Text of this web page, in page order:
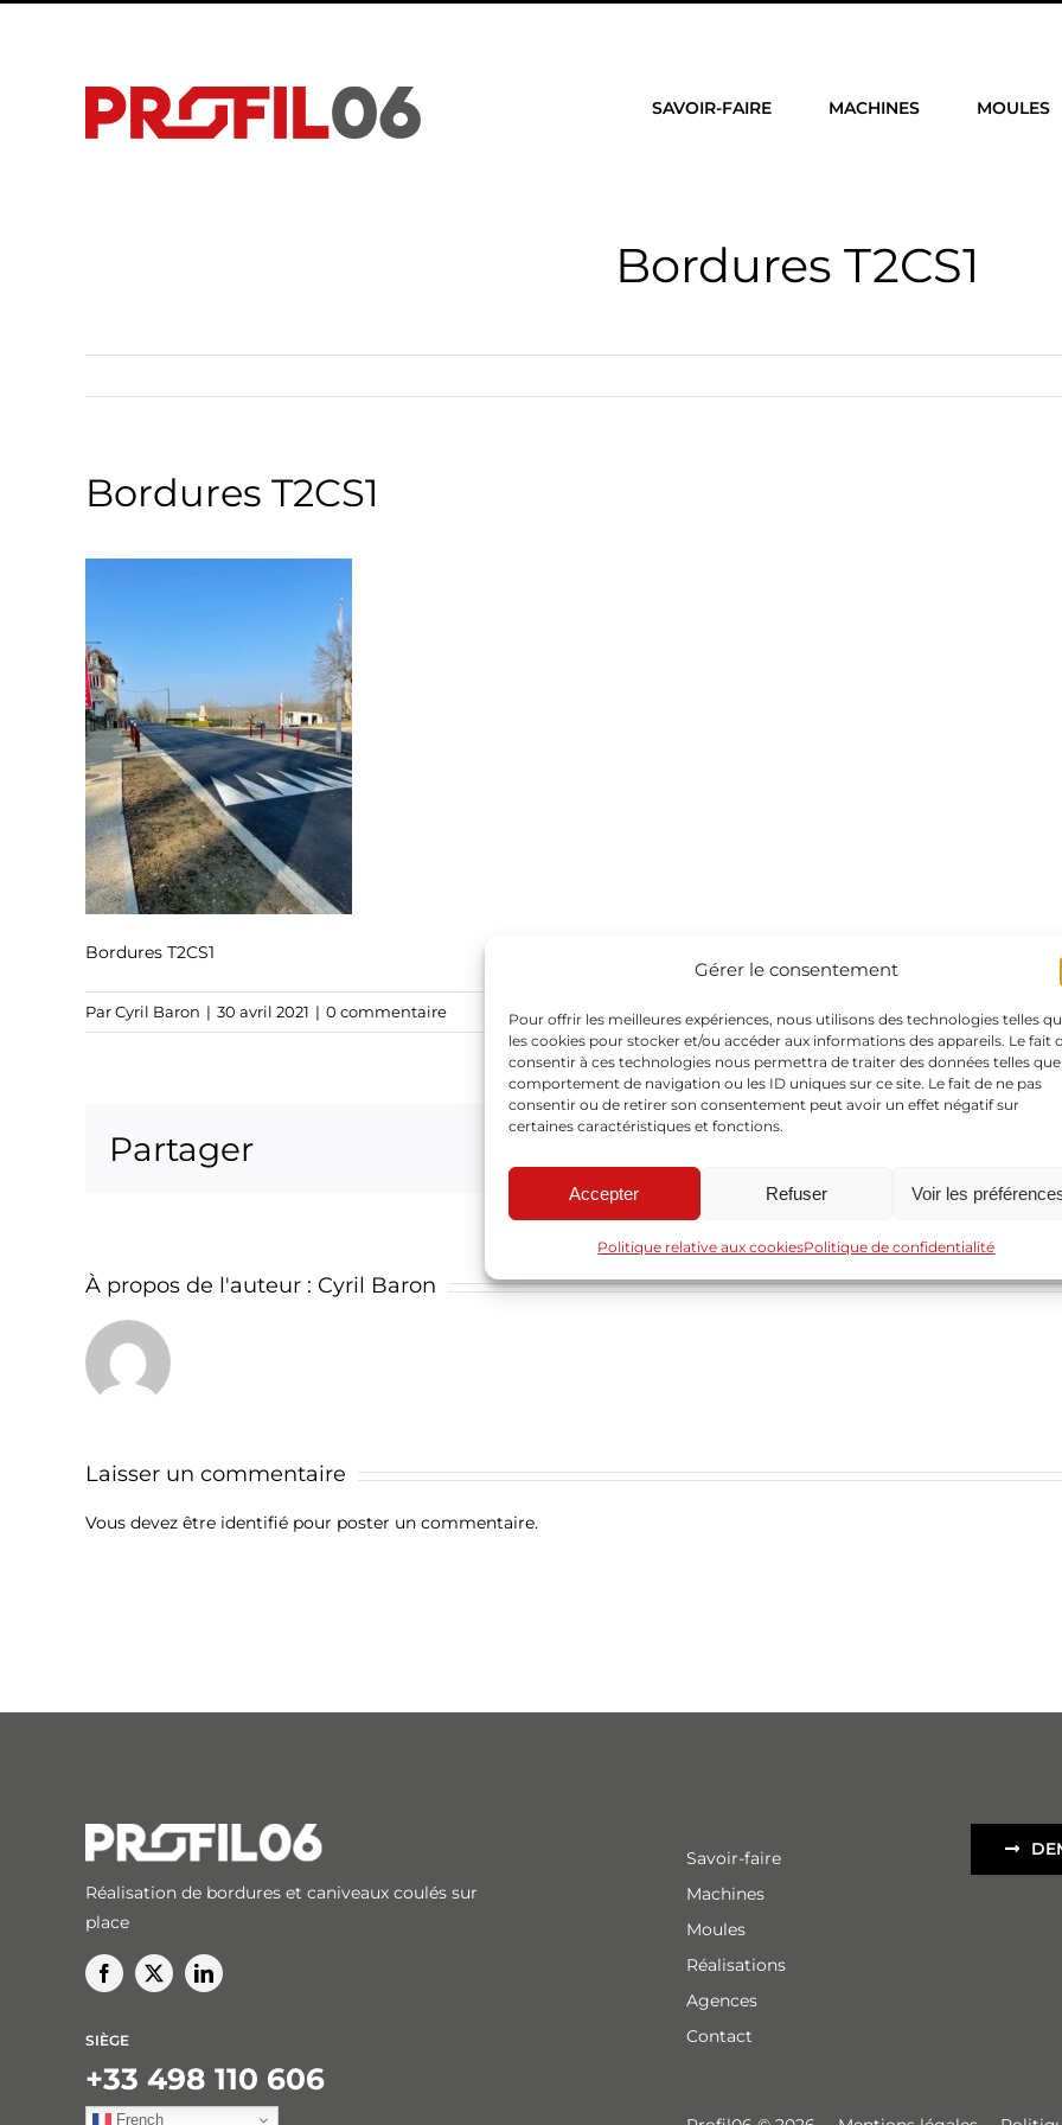
Gérer le consentement
Pour offrir les meilleures expériences, nous utilisons des technologies telles
les cookies pour stocker et/ou accéder aux informations des appareils. Le fait
consentir à ces technologies nous permettra de traiter des données telles
comportement de navigation ou les ID uniques sur ce site. Le fait de ne pas
consentir ou de retirer son consentement peut avoir un effet négatif sur
certaines caractéristiques et fonctions.
Accepter Refuser Voir les
Politique relative aux cookiesPolitique de confidentialité
SAVOIR-FAIRE MACHINES MOULES
Bordures T2CS1
Bordures T2CS1
Bordures T2CS1
ParCyril Baron | 30 avril 2021 | 0 commentaire
Partager
À propos de l'auteur : Cyril Baron
Laisser un commentaire
Vous devez être identifié pour poster un commentaire.
Réalisation de bordures et caniveaux coulés sur
place
SIÈGE
+33 498 110 606
French
Savoir-faire
Machines
Moules
Réalisations
Agences
Contact